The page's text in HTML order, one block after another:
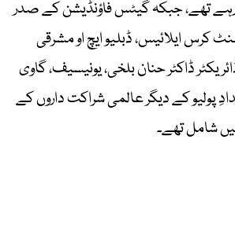
تھے، جبکہ گیٹس فاؤنڈیشن کے صدر
کرس ایلائیس، ڈبلیو ایچ او مشرقی
ڈاکٹر حنان بلخی، یونیسیف، گاوی
پولیو کے دیگر عالمی شراکت داروں کے
شامل تھے۔